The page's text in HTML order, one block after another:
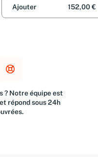
Ajouter 152,00 €
? Notre équipe est
répond sous 24h